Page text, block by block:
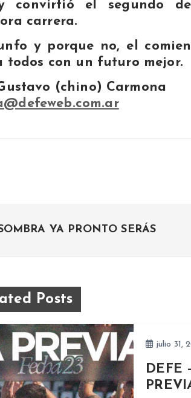
convirtió el segundo
carrera.
y porque no, el
todos con un futuro mejor.
(chino) Carmona
YA PRONTO SERÁS
Posts
julio 31,
DEFE